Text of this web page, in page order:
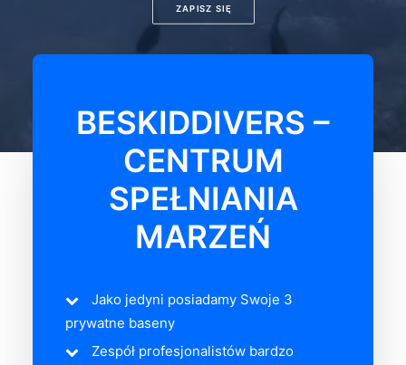
ZAPISZ SIĘ
BESKIDDIVERS –
CENTRUM
SPEŁNIANIA
MARZEŃ
Jako jedyni posiadamy Swoje 3
prywatne baseny
Zespół profesjonalistów bardzo